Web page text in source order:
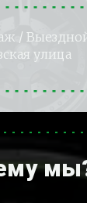
/
улица